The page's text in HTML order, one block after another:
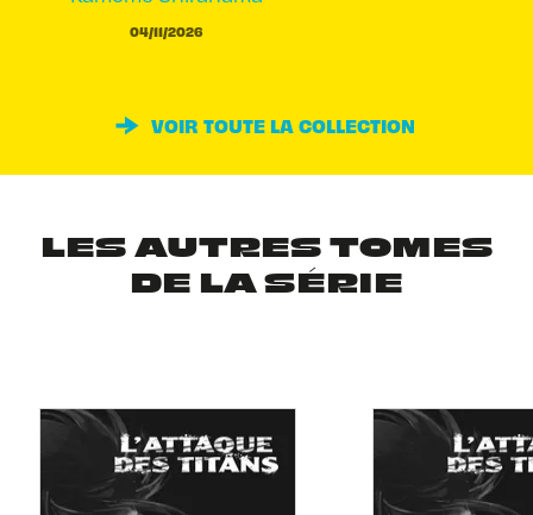
04/11/2026
VOIR TOUTE LA COLLECTION
LES AUTRES TOMES
DE LA SÉRIE